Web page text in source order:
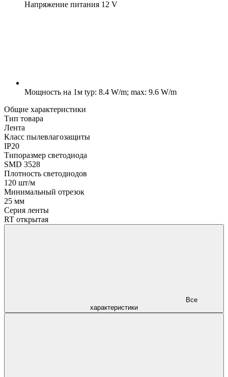
Напряжение питания 12 V
Мощность на 1м typ: 8.4 W/m; max: 9.6 W/m
Общие характеристики
Тип товара
Лента
Класс пылевлагозащиты
IP20
Типоразмер светодиода
SMD 3528
Плотность светодиодов
120 шт/м
Минимальный отрезок
25 мм
Серия ленты
RT открытая
характеристики